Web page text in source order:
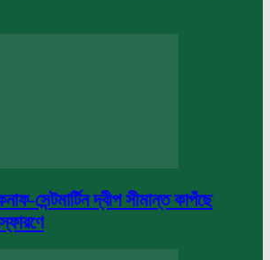
সেন্টমার্টিন দ্বীপ সীমান্ত কাপঁছে